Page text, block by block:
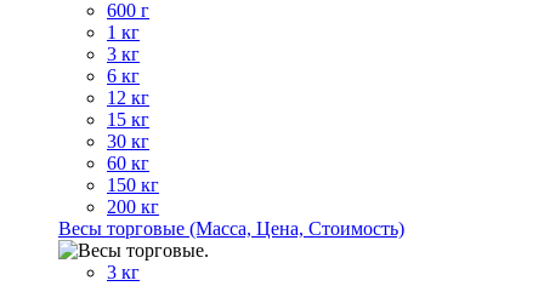
600 г
1 кг
3 кг
6 кг
12 кг
15 кг
30 кг
60 кг
150 кг
200 кг
Весы торговые (Масса, Цена, Стоимость)
3 кг